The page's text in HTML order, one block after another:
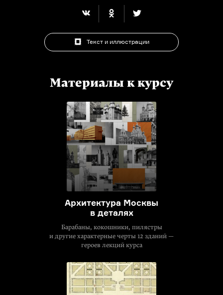
Текст и иллюстрации
Материалы к курсу
Архитектура Москвы
в деталях
Барабаны, кокошники, пилястры
и другие характерные черты 12 зданий —
героев лекций курса